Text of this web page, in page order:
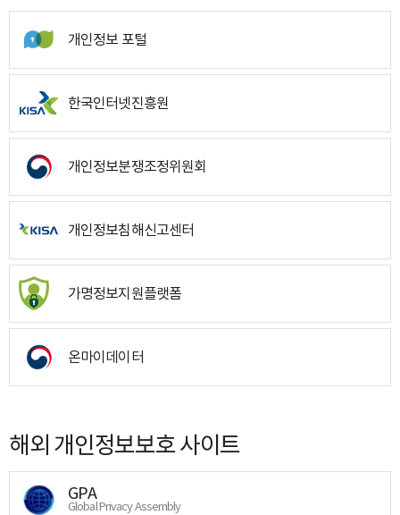
개인정보 포털
한국인터넷진흥원
개인정보분쟁조정위원회
개인정보침해신고센터
가명정보지원플랫폼
온마이데이터
해외 개인정보보호 사이트
GPA
Global Privacy Assembly